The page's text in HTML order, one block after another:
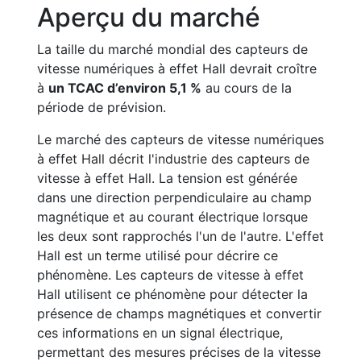
Aperçu du marché
La taille du marché mondial des capteurs de
vitesse numériques à effet Hall devrait croître
à un TCAC d’environ 5,1 % au cours de la
période de prévision.
Le marché des capteurs de vitesse numériques
à effet Hall décrit l'industrie des capteurs de
vitesse à effet Hall. La tension est générée
dans une direction perpendiculaire au champ
magnétique et au courant électrique lorsque
les deux sont rapprochés l'un de l'autre. L'effet
Hall est un terme utilisé pour décrire ce
phénomène. Les capteurs de vitesse à effet
Hall utilisent ce phénomène pour détecter la
présence de champs magnétiques et convertir
ces informations en un signal électrique,
permettant des mesures précises de la vitesse